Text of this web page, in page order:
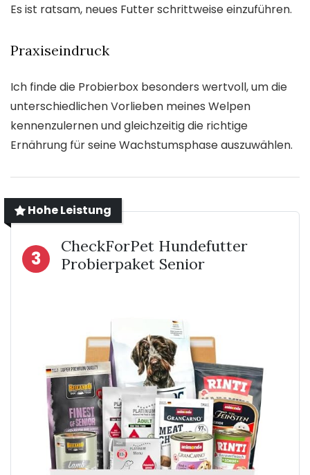
Es ist ratsam, neues Futter schrittweise einzuführen.
Praxiseindruck
Ich finde die Probierbox besonders wertvoll, um die
unterschiedlichen Vorlieben meines Welpen
kennenzulernen und gleichzeitig die richtige
Ernährung für seine Wachstumsphase auszuwählen.
Hohe Leistung
3
CheckForPet Hundefutter
Probierpaket Senior